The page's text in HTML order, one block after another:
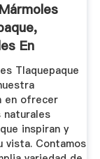
En
...
Tlaquepaque
en ofrecer
naturales
inspiran y
vista. Contamos